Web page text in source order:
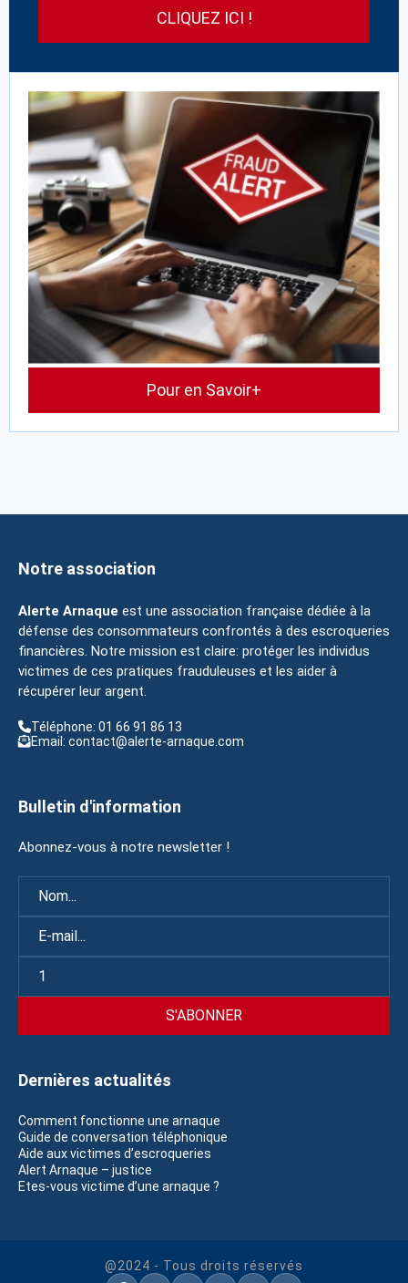
Pour en Savoir+
Notre association
Alerte Arnaque est une association française dédiée à la
défense des consommateurs confrontés à des escroqueries
financières. Notre mission est claire: protéger les individus
victimes de ces pratiques frauduleuses et les aider à
récupérer leur argent.
Téléphone: 01 66 91 86 13
Email: contact@alerte-arnaque.com
Bulletin d'information
Abonnez-vous à notre newsletter !
Dernières actualités
Comment fonctionne une arnaque
Guide de conversation téléphonique
Aide aux victimes d’escroqueries
Alert Arnaque – justice
Etes-vous victime d’une arnaque ?
@2024 - Tous droits réservés